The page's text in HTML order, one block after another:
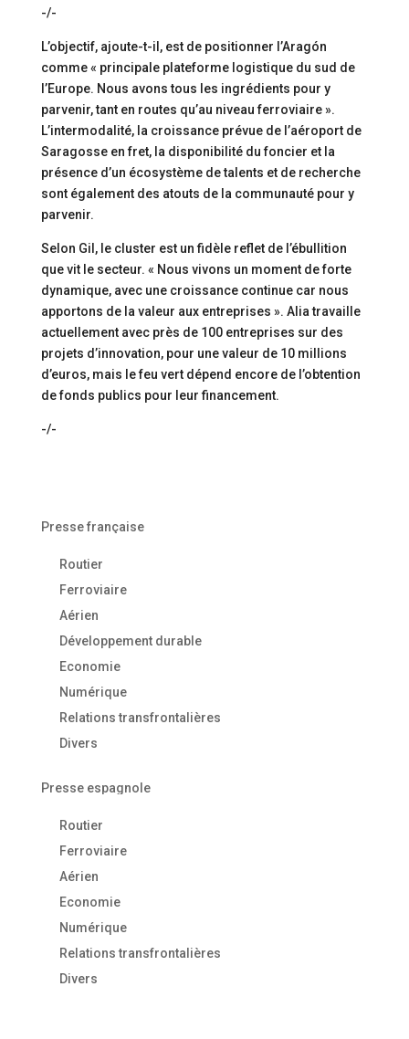
-/-
L’objectif, ajoute-t-il, est de positionner l’Aragón
comme « principale plateforme logistique du sud de
l’Europe. Nous avons tous les ingrédients pour y
parvenir, tant en routes qu’au niveau ferroviaire ».
L’intermodalité, la croissance prévue de l’aéroport de
Saragosse en fret, la disponibilité du foncier et la
présence d’un écosystème de talents et de recherche
sont également des atouts de la communauté pour y
parvenir.
Selon Gil, le cluster est un fidèle reflet de l’ébullition
que vit le secteur. « Nous vivons un moment de forte
dynamique, avec une croissance continue car nous
apportons de la valeur aux entreprises ». Alia travaille
actuellement avec près de 100 entreprises sur des
projets d’innovation, pour une valeur de 10 millions
d’euros, mais le feu vert dépend encore de l’obtention
de fonds publics pour leur financement.
-/-
Presse française
Routier
Ferroviaire
Aérien
Développement durable
Economie
Numérique
Relations transfrontalières
Divers
Presse espagnole
Routier
Ferroviaire
Aérien
Economie
Numérique
Relations transfrontalières
Divers